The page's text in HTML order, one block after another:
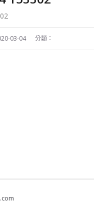
03-04 分類：